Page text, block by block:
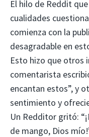
El hilo de Reddit
cualidades
comienza con la
desagradable en
Esto hizo que otros
comentarista
encantan estos”, y
sentimiento y
Un Redditor gritó:
de mango, Dios